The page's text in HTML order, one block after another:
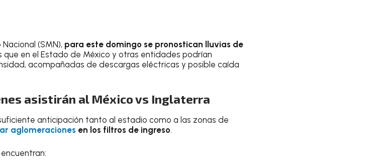
(SMN), para este domingo se pronostican lluvias de
que en el Estado de México y otras entidades podrían
acompañadas de descargas eléctricas y posible caída
asistirán al México vs Inglaterra
anticipación tanto al estadio como a las zonas de
aglomeraciones en los filtros de ingreso.